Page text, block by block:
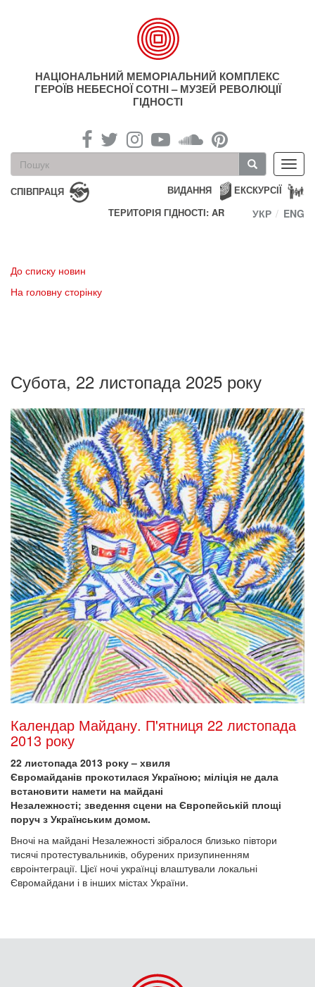
НАЦІОНАЛЬНИЙ МЕМОРІАЛЬНИЙ КОМПЛЕКС
ГЕРОЇВ НЕБЕСНОЇ СОТНІ – МУЗЕЙ РЕВОЛЮЦІЇ
ГІДНОСТІ
Пошукова
форма
Пошук
СПІВПРАЦЯ ЕКСКУРСІЇ
ВИДАННЯ
ТЕРИТОРІЯ ГІДНОСТІ: AR
УКР ENG
До списку новин
На головну сторінку
Субота, 22 листопада 2025 року
Календар Майдану. П'ятниця 22 листопада
2013 року
22 листопада 2013 року – хвиля
Євромайданів прокотилася Україною; міліція не дала
встановити намети на майдані
Незалежності; зведення сцени на Європейській площі
поруч з Українським домом.
Вночі на майдані Незалежності зібралося близько півтори
тисячі протестувальників, обурених призупиненням
євроінтеграції. Цієї ночі українці влаштували локальні
Євромайдани і в інших містах України.